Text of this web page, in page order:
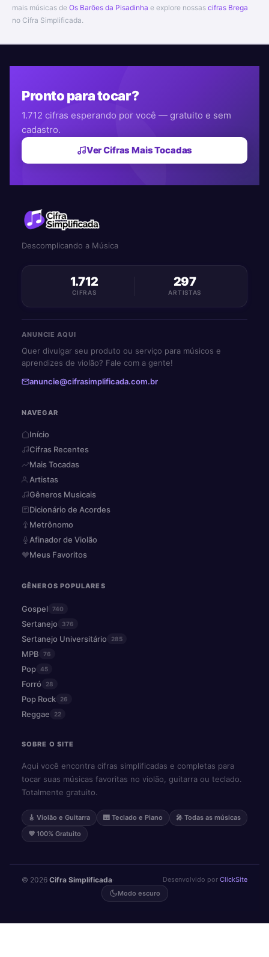
mais músicas de Os Barões da Pisadinha e explore nossas cifras Brega
no Cifra Simplificada.
Pronto para tocar?
1.712 cifras esperando por você — gratuito e sem
cadastro.
Ver Cifras Mais Tocadas
Descomplicando a Música
1.712
CIFRAS
297
ARTISTAS
ANUNCIE AQUI
Quer divulgar seu produto ou serviço para músicos e
aprendizes de violão? Fale com a gente!
anuncie@cifrasimplificada.com.br
NAVEGAR
Início
Cifras Recentes
Mais Tocadas
Artistas
Gêneros Musicais
Dicionário de Acordes
Metrônomo
Afinador de Violão
Meus Favoritos
GÊNEROS POPULARES
Gospel 740
Sertanejo 376
Sertanejo Universitário 285
MPB 76
Pop 45
Forró 28
Pop Rock 26
Reggae 22
SOBRE O SITE
Aqui você encontra cifras simplificadas e completas para
tocar suas músicas favoritas no violão, guitarra ou teclado.
Totalmente gratuito.
🎸 Violão e Guitarra 🎹 Teclado e Piano
🎤 Todas as músicas
💜 100% Gratuito
© 2026 Cifra Simplificada· Desenvolvido por ClickSite
Modo escuro